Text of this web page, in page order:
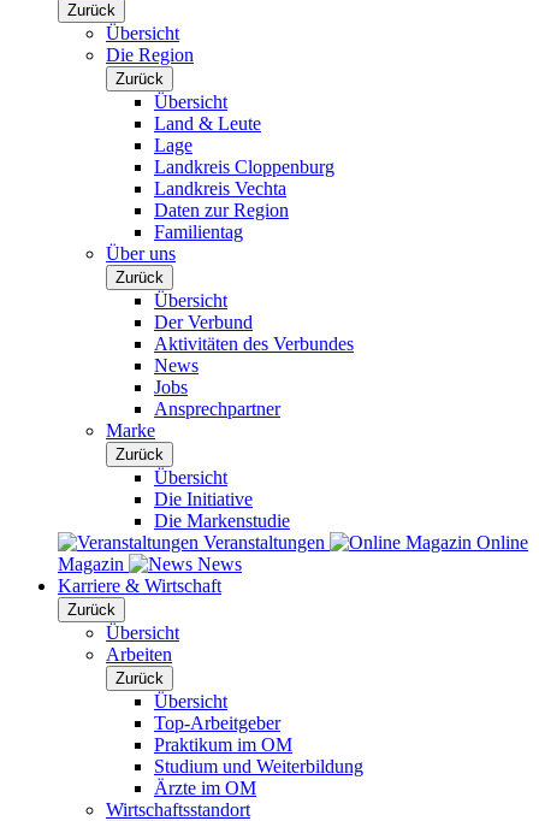
Zurück
Übersicht
Die Region
Zurück
Übersicht
Land & Leute
Lage
Landkreis Cloppenburg
Landkreis Vechta
Daten zur Region
Familientag
Über uns
Zurück
Übersicht
Der Verbund
Aktivitäten des Verbundes
News
Jobs
Ansprechpartner
Marke
Zurück
Übersicht
Die Initiative
Die Markenstudie
Veranstaltungen
Online
Magazin
News
Karriere & Wirtschaft
Zurück
Übersicht
Arbeiten
Zurück
Übersicht
Top-Arbeitgeber
Praktikum im OM
Studium und Weiterbildung
Ärzte im OM
Wirtschaftsstandort